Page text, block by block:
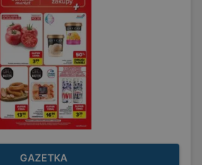
GAZETKA